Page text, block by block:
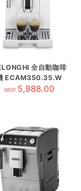
全自動咖啡
ECAM350.35.W
MOP 5,988.00